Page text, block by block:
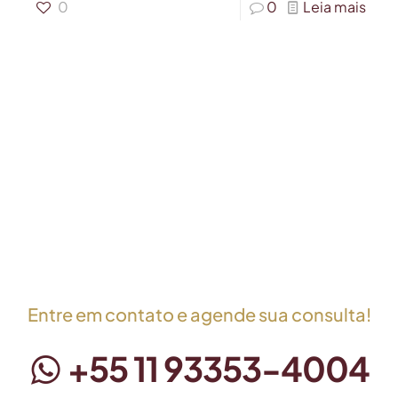
0 0 Leia mais
Entre em contato e agende sua consulta!
+55 11 93353-4004